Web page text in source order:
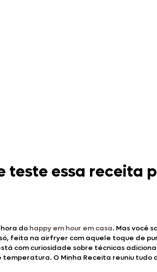
teste essa receita
do happy em hour em casa. Mas você
feita na airfryer com aquele toque de
com curiosidade sobre técnicas
O Minha Receita reuniu tudo